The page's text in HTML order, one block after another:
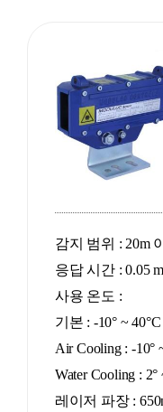
감지 범위 : 20m
응답 시간 : 0.05
사용 온도 :
기본 : -10° ~ 40°C
Air Cooling : -10°
Water Cooling : 2°
레이저 파장 :